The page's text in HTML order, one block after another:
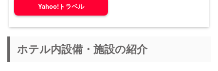
Yahoo!トラベル
ホテル内設備・施設の紹介